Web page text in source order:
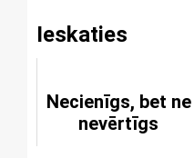
Ieskaties
Necienīgs, bet ne
nevērtīgs